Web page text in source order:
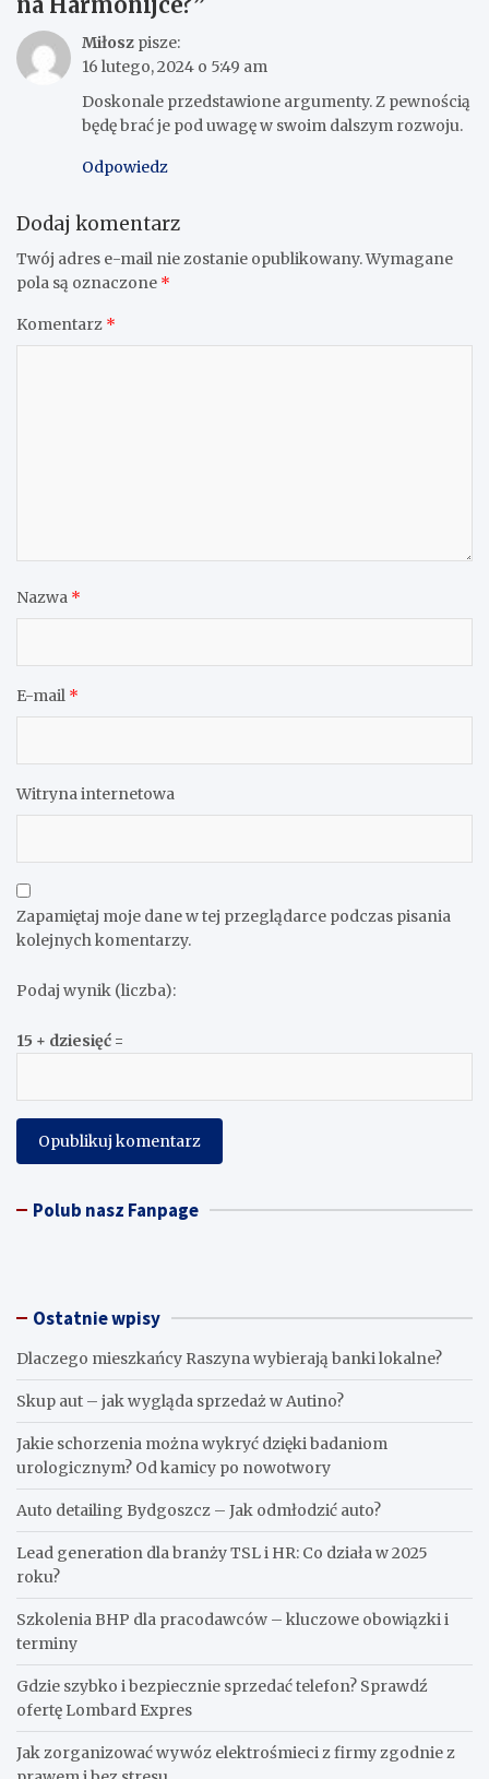
Miłosz pisze:
16 lutego, 2024 o 5:49 am
Doskonale przedstawione argumenty. Z pewnością
będę brać je pod uwagę w swoim dalszym rozwoju.
Odpowiedz
Dodaj komentarz
Twój adres e-mail nie zostanie opublikowany.Wymagane
pola są oznaczone *
Komentarz *
Nazwa *
E-mail *
Witryna internetowa
Zapamiętaj moje dane w tej przeglądarce podczas pisania
kolejnych komentarzy.
Podaj wynik (liczba):
15 + dziesięć =
Polub nasz Fanpage
Ostatnie wpisy
Dlaczego mieszkańcy Raszyna wybierają banki lokalne?
Skup aut – jak wygląda sprzedaż w Autino?
Jakie schorzenia można wykryć dzięki badaniom
urologicznym? Od kamicy po nowotwory
Auto detailing Bydgoszcz – Jak odmłodzić auto?
Lead generation dla branży TSL i HR: Co działa w 2025
roku?
Szkolenia BHP dla pracodawców – kluczowe obowiązki i
terminy
Gdzie szybko i bezpiecznie sprzedać telefon? Sprawdź
ofertę Lombard Expres
Jak zorganizować wywóz elektrośmieci z firmy zgodnie z